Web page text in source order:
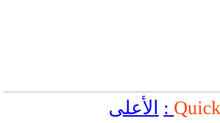
الأعلى